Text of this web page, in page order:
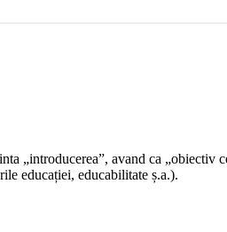
„introducerea”, avand ca „obiectiv
educației, educabilitate ș.a.).